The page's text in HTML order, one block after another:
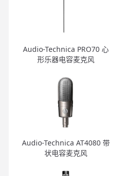
Audio-Technica PRO70 心
形乐器电容麦克风
Audio-Technica AT4080 带
状电容麦克风